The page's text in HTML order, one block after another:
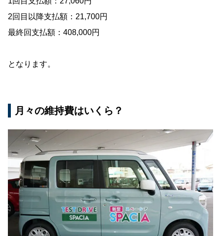
2回目以降支払額：21,700円
最終回支払額：408,000円
となります。
月々の維持費はいくら？